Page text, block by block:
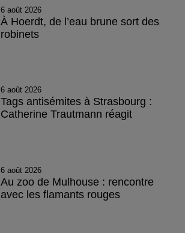
6 août 2026
À Hoerdt, de l’eau brune sort des
robinets
6 août 2026
Tags antisémites à Strasbourg :
Catherine Trautmann réagit
6 août 2026
Au zoo de Mulhouse : rencontre
avec les flamants rouges